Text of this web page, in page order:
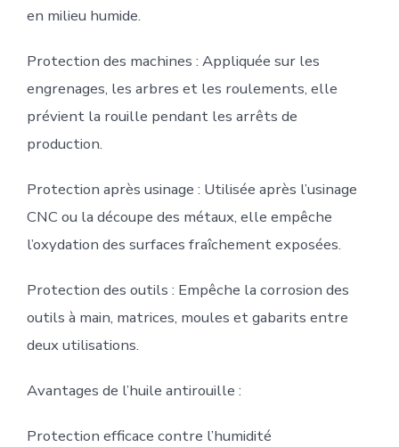
en milieu humide.
Protection des machines : Appliquée sur les
engrenages, les arbres et les roulements, elle
prévient la rouille pendant les arrêts de
production.
Protection après usinage : Utilisée après l’usinage
CNC ou la découpe des métaux, elle empêche
l’oxydation des surfaces fraîchement exposées.
Protection des outils : Empêche la corrosion des
outils à main, matrices, moules et gabarits entre
deux utilisations.
Avantages de l’huile antirouille :
Protection efficace contre l’humidité